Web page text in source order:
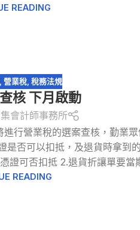
READING
營業稅, 稅務法規
核 下月啟動
會計師事務所
行營業稅的選案查核，勤業
是否可以扣抵，及退貨時拿到
可否扣抵 2.退貨折讓單要當
READING